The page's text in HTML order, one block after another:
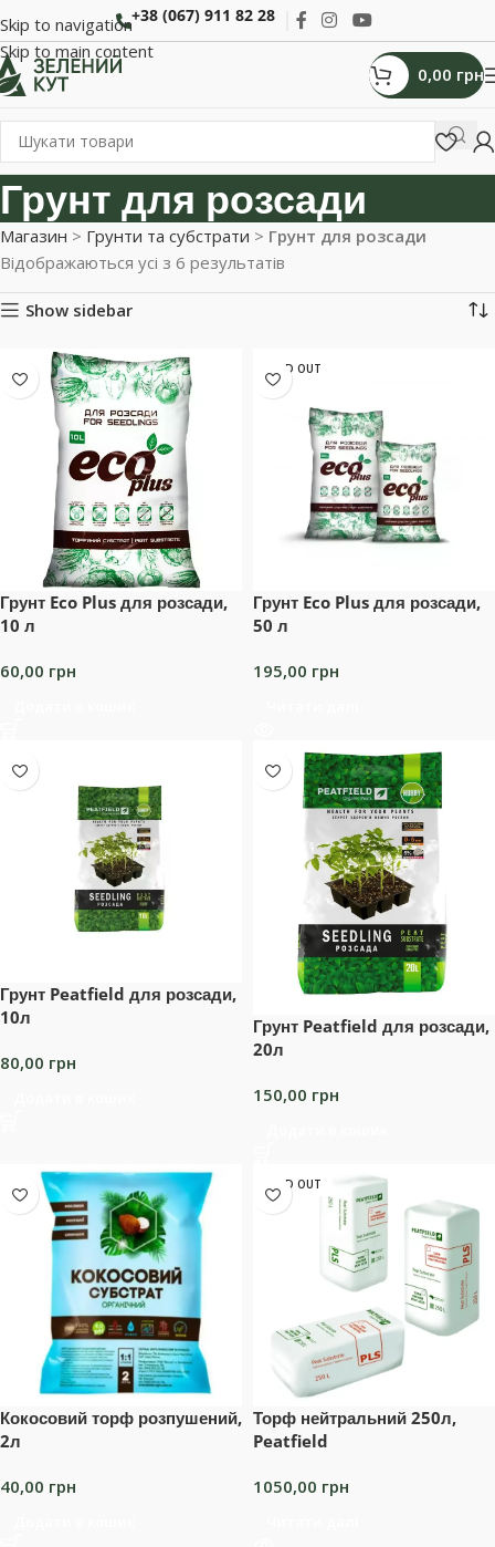
Skip to navigation
Skip to main content
+38 (067) 911 82 28
0,00 грн
Грунт для розсади
Магазин > Грунти та субстрати > Грунт для розсади
Відображаються усі з 6 результатів
Show sidebar
Грунт Eco Plus для розсади,
10 л
60,00 грн
SOLD OUT
Грунт Eco Plus для розсади,
50 л
195,00 грн
Грунт Peatfield для розсади,
10л
80,00 грн
Грунт Peatfield для розсади,
20л
150,00 грн
Кокосовий торф розпушений,
2л
40,00 грн
SOLD OUT
Торф нейтральний 250л,
Peatfield
1050,00 грн